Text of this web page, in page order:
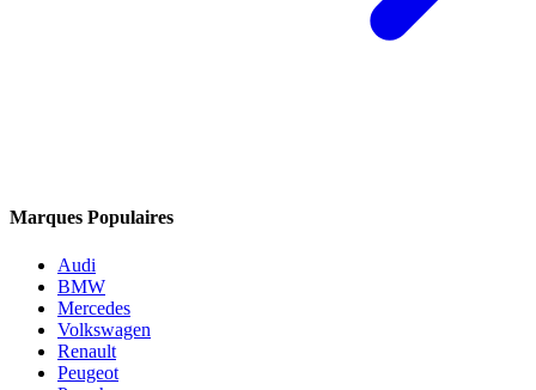
Marques Populaires
Audi
BMW
Mercedes
Volkswagen
Renault
Peugeot